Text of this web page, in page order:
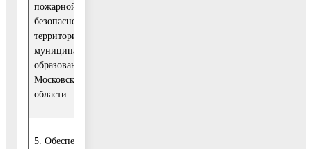
пожарной
безопасности на
территории
муниципального
образования
Московской
области
5. Обеспечение